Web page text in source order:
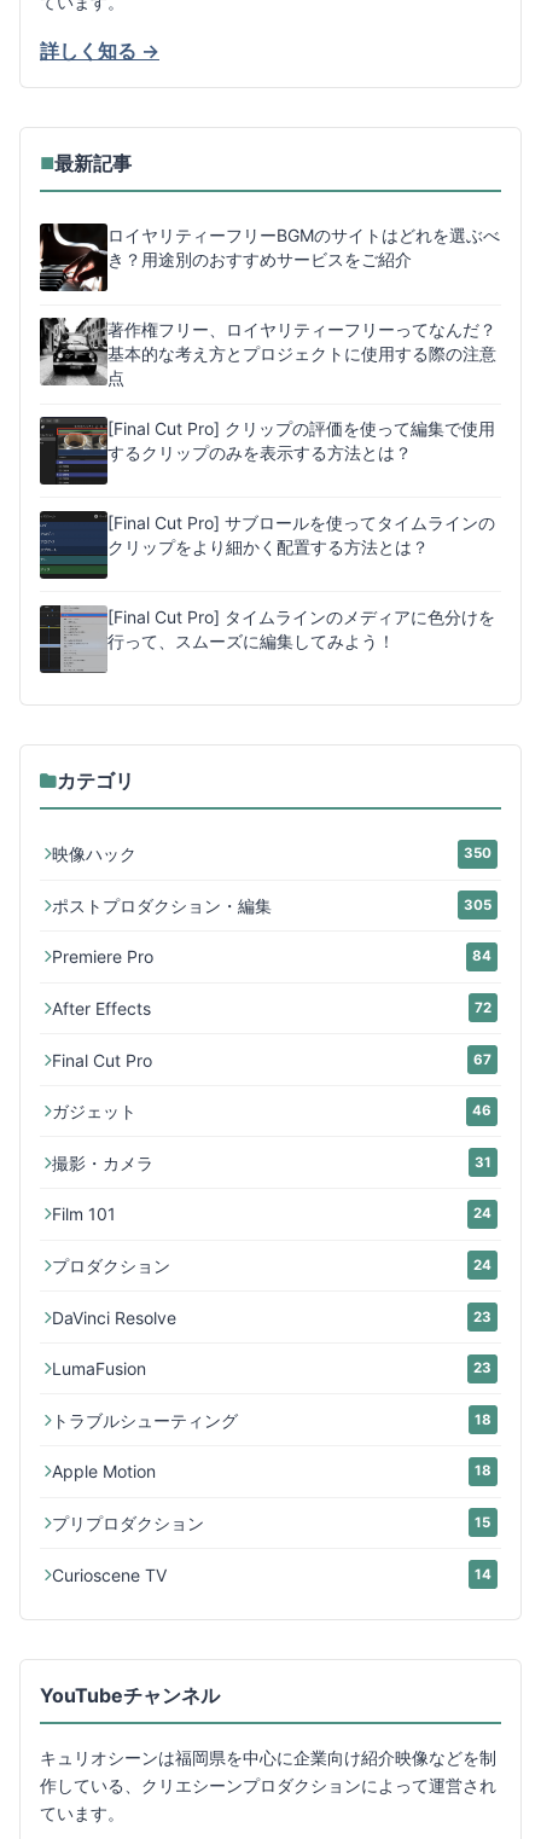
詳しく知る →
■最新記事
ロイヤリティーフリーBGMのサイトはどれを選ぶべ
き？用途別のおすすめサービスをご紹介
著作権フリー、ロイヤリティーフリーってなんだ？
基本的な考え方とプロジェクトに使用する際の注意
点
[Final Cut Pro] クリップの評価を使って編集で使用
するクリップのみを表示する方法とは？
[Final Cut Pro] サブロールを使ってタイムラインの
クリップをより細かく配置する方法とは？
[Final Cut Pro] タイムラインのメディアに色分けを
行って、スムーズに編集してみよう！
カテゴリ
映像ハック 350
ポストプロダクション・編集 305
Premiere Pro 84
After Effects 72
Final Cut Pro 67
ガジェット 46
撮影・カメラ 31
Film 101 24
プロダクション 24
DaVinci Resolve 23
LumaFusion 23
トラブルシューティング 18
Apple Motion 18
プリプロダクション 15
Curioscene TV 14
YouTubeチャンネル
キュリオシーンは福岡県を中心に企業向け紹介映像などを制
作している、クリエシーンプロダクションによって運営され
ています。